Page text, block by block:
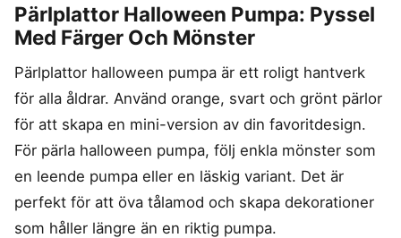
Pärlplattor Halloween Pumpa: Pyssel
Med Färger Och Mönster
Pärlplattor halloween pumpa är ett roligt hantverk
för alla åldrar. Använd orange, svart och grönt pärlor
för att skapa en mini-version av din favoritdesign.
För pärla halloween pumpa, följ enkla mönster som
en leende pumpa eller en läskig variant. Det är
perfekt för att öva tålamod och skapa dekorationer
som håller längre än en riktig pumpa.